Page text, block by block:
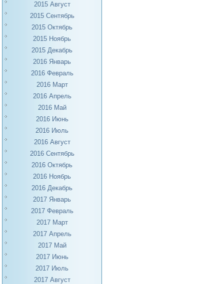
2015 Август
2015 Сентябрь
2015 Октябрь
2015 Ноябрь
2015 Декабрь
2016 Январь
2016 Февраль
2016 Март
2016 Апрель
2016 Май
2016 Июнь
2016 Июль
2016 Август
2016 Сентябрь
2016 Октябрь
2016 Ноябрь
2016 Декабрь
2017 Январь
2017 Февраль
2017 Март
2017 Апрель
2017 Май
2017 Июнь
2017 Июль
2017 Август